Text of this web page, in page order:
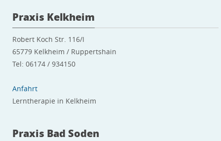
Praxis Kelkheim
Robert Koch Str. 116/I
65779 Kelkheim / Ruppertshain
Tel: 06174 / 934150
Anfahrt
Lerntherapie in Kelkheim
Praxis Bad Soden